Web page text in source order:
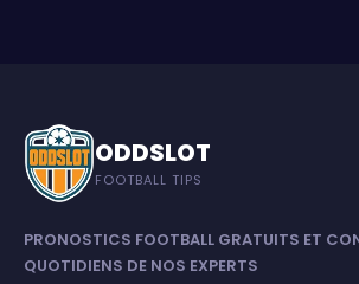
ODDSLOT
FOOTBALL TIPS
PRONOSTICS FOOTBALL GRATUITS ET
QUOTIDIENS DE NOS EXPERTS